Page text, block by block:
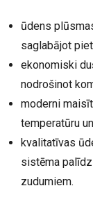
ūdens
saglabājot
ekonomiski
nodrošinot
moderni
temperatūru
kvalitatīvas
sistēma
zudumiem.